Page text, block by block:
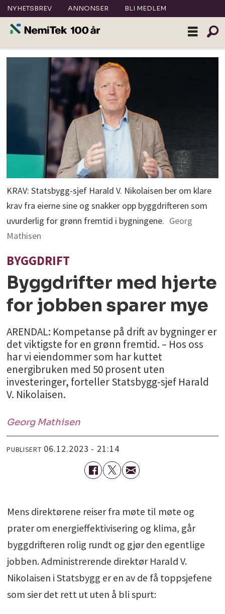
NYHETSBREV ANNONSER BLI MEDLEM
KRAV: Statsbygg-sjef Harald V. Nikolaisen ber om klare
krav fra eierne sine og snakker opp byggdrifteren som
uvurderlig for grønn fremtid i bygningene. Georg
Mathisen
BYGGDRIFT
Byggdrifter med hjerte
for jobben sparer mye
ARENDAL: Kompetanse på drift av bygninger er
det viktigste for en grønn fremtid. – Hos oss
har vi eiendommer som har kuttet
energibruken med 50 prosent uten
investeringer, forteller Statsbygg-sjef Harald
V. Nikolaisen.
Georg Mathisen
PUBLISERT 06.12.2023 - 21:14
Mens direktørene reiser fra møte til møte og
prater om energieffektivisering og klima, går
byggdrifteren rolig rundt og gjør den egentlige
jobben. Administrerende direktør Harald V.
Nikolaisen i Statsbygg er en av de få toppsjefene
som sier det rett ut uten å bli spurt: